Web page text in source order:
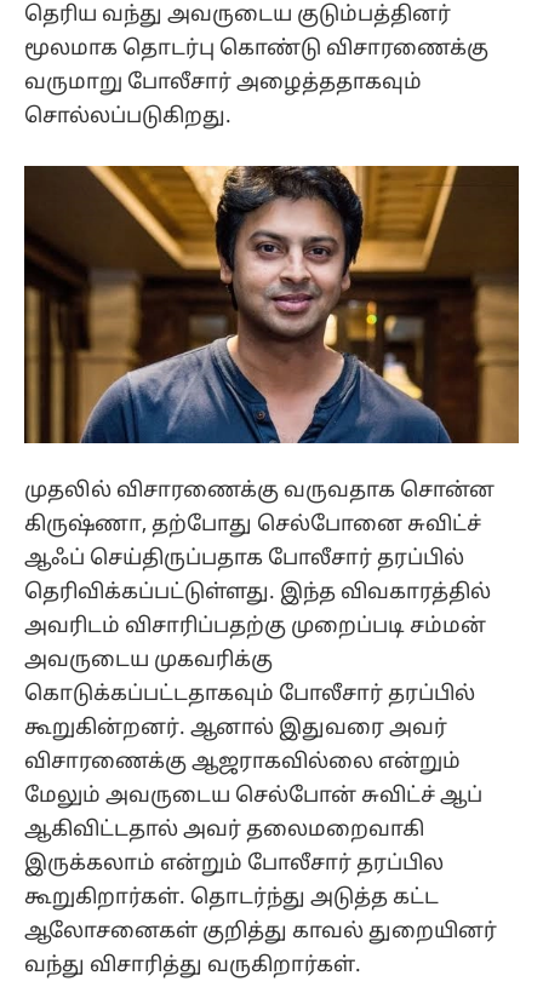
தெரிய வந்து அவருடைய குடும்பத்தினர்
மூலமாக தொடர்பு கொண்டு விசாரணைக்கு
வருமாறு போலீசார் அழைத்ததாகவும்
சொல்லப்படுகிறது.
முதலில் விசாரணைக்கு வருவதாக சொன்ன
கிருஷ்ணா, தற்போது செல்போனை சுவிட்ச்
ஆஃப் செய்திருப்பதாக போலீசார் தரப்பில்
தெரிவிக்கப்பட்டுள்ளது. இந்த விவகாரத்தில்
அவரிடம் விசாரிப்பதற்கு முறைப்படி சம்மன்
அவருடைய முகவரிக்கு
கொடுக்கப்பட்டதாகவும் போலீசார் தரப்பில்
கூறுகின்றனர். ஆனால் இதுவரை அவர்
விசாரணைக்கு ஆஜராகவில்லை என்றும்
மேலும் அவருடைய செல்போன் சுவிட்ச் ஆப்
ஆகிவிட்டதால் அவர் தலைமறைவாகி
இருக்கலாம் என்றும் போலீசார் தரப்பில
கூறுகிறார்கள். தொடர்ந்து அடுத்த கட்ட
ஆலோசனைகள் குறித்து காவல் துறையினர்
வந்து விசாரித்து வருகிறார்கள்.